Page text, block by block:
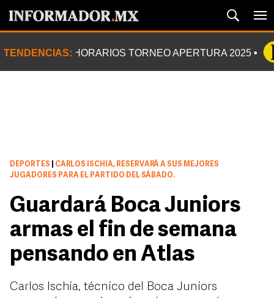
TENDENCIAS: HORARIOS TORNEO APERTURA 2025
DEPORTES
CARLOS ISCHIA, RESERVARÁ A SUS MEJORES
JUGADORES PARA EL PARTIDO DEL SÁBADO.
Guardará Boca Juniors
armas el fin de semana
pensando en Atlas
Carlos Ischia, técnico del Boca Juniors